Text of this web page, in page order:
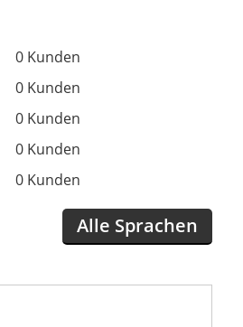
0 Kunden
0 Kunden
0 Kunden
0 Kunden
0 Kunden
Alle Sprachen